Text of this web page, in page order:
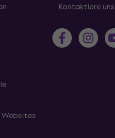
Kontaktiere uns